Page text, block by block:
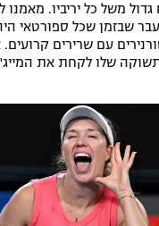
משל כל יריביו. מאמנו
שבזמן שכל ספורטאי
עם שרירים